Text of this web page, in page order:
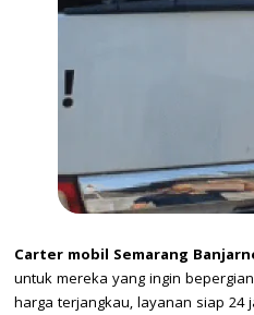
Carter mobil Semarang
untuk mereka yang ingin
harga terjangkau, layanan siap 24